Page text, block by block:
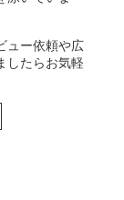
ュー依頼や広
したらお気軽